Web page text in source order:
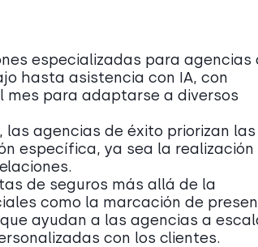
especializadas para agencias
hasta asistencia con IA, con
mes para adaptarse a diversos
agencias de éxito priorizan las
específica, ya sea la realización
de seguros más allá de la
como la marcación de
ayudan a las agencias a
con los clientes.